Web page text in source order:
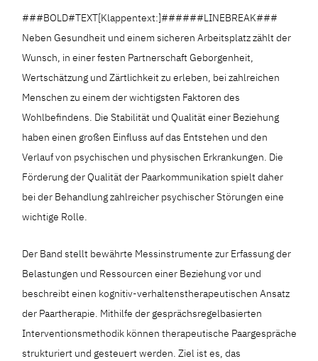
###BOLD#TEXT[Klappentext:]######LINEBREAK###
Neben Gesundheit und einem sicheren Arbeitsplatz zählt der
Wunsch, in einer festen Partnerschaft Geborgenheit,
Wertschätzung und Zärtlichkeit zu erleben, bei zahlreichen
Menschen zu einem der wichtigsten Faktoren des
Wohlbefindens. Die Stabilität und Qualität einer Beziehung
haben einen großen Einfluss auf das Entstehen und den
Verlauf von psychischen und physischen Erkrankungen. Die
Förderung der Qualität der Paarkommunikation spielt daher
bei der Behandlung zahlreicher psychischer Störungen eine
wichtige Rolle.
Der Band stellt bewährte Messinstrumente zur Erfassung der
Belastungen und Ressourcen einer Beziehung vor und
beschreibt einen kognitiv-verhaltenstherapeutischen Ansatz
der Paartherapie. Mithilfe der gesprächsregelbasierten
Interventionsmethodik können therapeutische Paargespräche
strukturiert und gesteuert werden. Ziel ist es, das